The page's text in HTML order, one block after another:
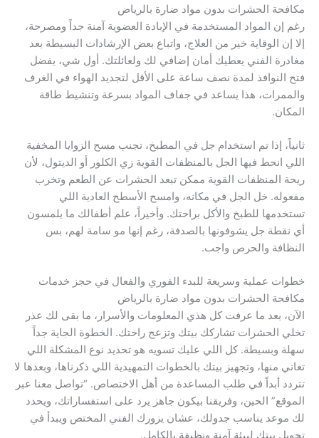
مكافحة الحشرات بدون مواد ضارة بالرياض
رغم إن المواد المستخدمة في الإبادة العضوية آمنة جداً ومصرحة،
إلا إن الوقاية خير من العلاج، واتباع بعض الإرشادات البسيطة بعد
مغادرة الفني يعطيك أمان إضافي لك ولعائلتك. أول شي، يفضل
فتح النوافذ لمدة نصف ساعة على الأقل لتجديد الهواء في الغرف
والممرات، هذا يساعد في جفاف المواد بسرعة وتنشيط طاقة
المكان.
ثانياً، إذا تم استخدام جل في المطبخ، تجنب مسح الزوايا المخفية
اللي انحط فيها الجل بالمنظفات القوية زي الكلور أو الديتول، لأن
ريحة المنظفات القوية ممكن تبعد الحشرات عن الطعم وتخرب
مفعوله. خل الجل في مكانه، وامسح الأسطح العادية اللي
تستخدمها للطبخ والأكل براحتك. وأخيراً، علم أطفالك ما يلمسون
أي نقطة جل يشوفونها بالصدفة، رغم إنها مو سامة لهم، بس
النظافة والحرص واجب.
خطوات عملية وسريعة للبدء الفوري والفعال في حجز خدمات
مكافحة الحشرات بدون مواد ضارة بالرياض
الآن، بعد ما عرفت كل هذي المعلومات والأسرار، ما بقى لك عذر
تخلي الحشرات تشاركك بيتك وتزعج راحتك. الخطوة الجاية جداً
سهلة وبسيطة. كل اللي عليك تسويه هو تحديد نوع المشكلة اللي
تعاني منها، وتجهيز بيتك بالخطوات التمهيدية اللي ذكرناها، وبعدها لا
تتردد أبداً في طلب المساعدة من أهل الاختصاص. “تواصل معنا عبر
الموقع” الحين، وفريقنا بيكون جاهز يرد على استفساراتك، ويحدد
لك موعد يناسب جدولك، عشان يزورك الفني المختص ويبدأ في